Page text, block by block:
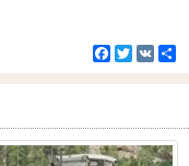
Facebook
Twitter
VK